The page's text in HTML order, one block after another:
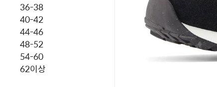
36-38
40-42
44-46
48-52
54-60
62이상